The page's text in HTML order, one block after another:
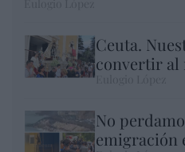
Ceuta.
convertir al
No
emigración